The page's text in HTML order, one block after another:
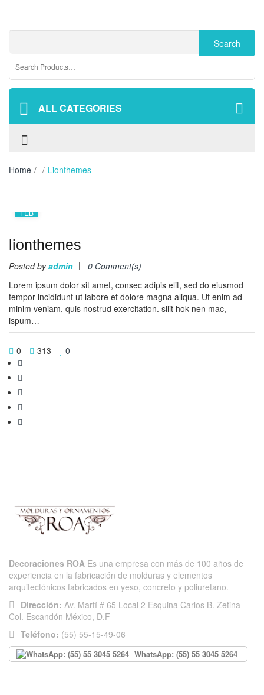
ALL CATEGORIES
Home / / Lionthemes
FEB
lionthemes
Posted byadmin
0 Comment(s)
Lorem ipsum dolor sit amet, consec adipis elit, sed do eiusmod
tempor incididunt ut labore et dolore magna aliqua. Ut enim ad
minim veniam, quis nostrud exercitation. silit hok nen mac,
ispum…
0 313 0
Decoraciones ROA Es una empresa con más de 100 años de
experiencia en la fabricación de molduras y elementos
arquitectónicos fabricados en yeso, concreto y poliuretano.
Dirección: Av. Martí # 65 Local 2 Esquina Carlos B. Zetina
Col. Escandón México, D.F
Teléfono: (55) 55-15-49-06
WhatsApp: (55) 55 3045 5264